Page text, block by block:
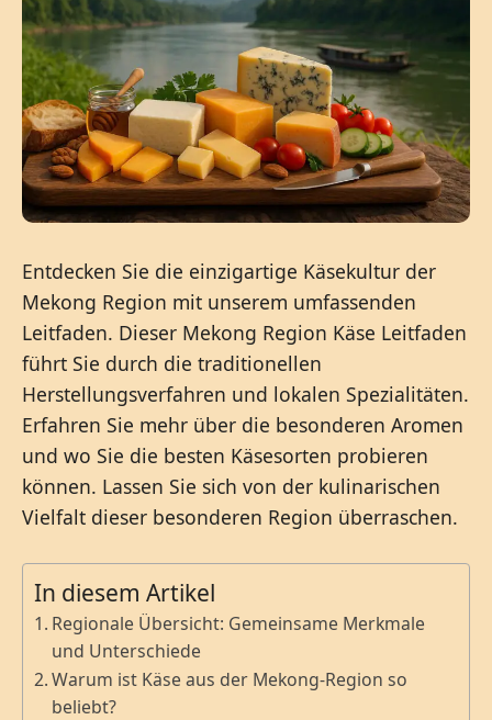
Entdecken Sie die einzigartige Käsekultur der
Mekong Region mit unserem umfassenden
Leitfaden. Dieser Mekong Region Käse Leitfaden
führt Sie durch die traditionellen
Herstellungsverfahren und lokalen Spezialitäten.
Erfahren Sie mehr über die besonderen Aromen
und wo Sie die besten Käsesorten probieren
können. Lassen Sie sich von der kulinarischen
Vielfalt dieser besonderen Region überraschen.
In diesem Artikel
Regionale Übersicht: Gemeinsame Merkmale
und Unterschiede
Warum ist Käse aus der Mekong-Region so
beliebt?